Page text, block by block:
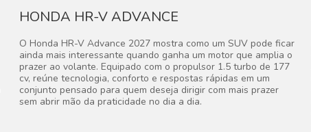
HONDA HR-V ADVANCE
O Honda HR-V Advance 2027 mostra como um SUV pode ficar
ainda mais interessante quando ganha um motor que amplia o
prazer ao volante. Equipado com o propulsor 1.5 turbo de 177
cv, reúne tecnologia, conforto e respostas rápidas em um
conjunto pensado para quem deseja dirigir com mais prazer
sem abrir mão da praticidade no dia a dia.